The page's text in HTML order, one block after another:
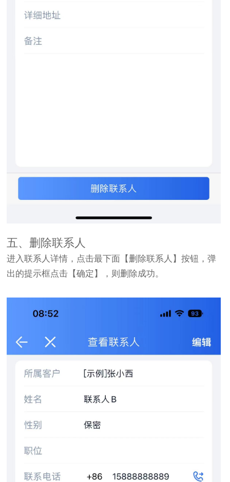
五、删除联系人
进入联系人详情，点击最下面【删除联系人】按钮，弹
出的提示框点击【确定】，则删除成功。